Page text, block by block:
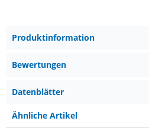
Produktinformation
Bewertungen
Datenblätter
Ähnliche Artikel